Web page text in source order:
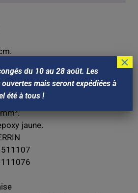
à froid.
jaune.
511107
du 10 au 28 août. Les
mais seront expédiées à
été à tous !
×